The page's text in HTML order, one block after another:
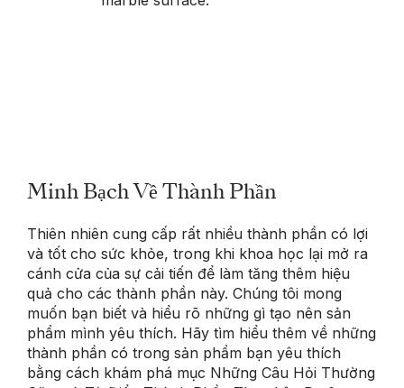
Minh Bạch Về Thành Phần
Thiên nhiên cung cấp rất nhiều thành phần có lợi
và tốt cho sức khỏe, trong khi khoa học lại mở ra
cánh cửa của sự cải tiến để làm tăng thêm hiệu
quả cho các thành phần này. Chúng tôi mong
muốn bạn biết và hiểu rõ những gì tạo nên sản
phẩm mình yêu thích. Hãy tìm hiểu thêm về những
thành phần có trong sản phẩm bạn yêu thích
bằng cách khám phá mục Những Câu Hỏi Thường